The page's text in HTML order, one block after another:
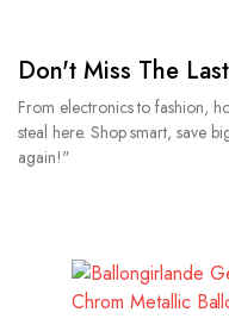
Don't Miss The
From electronics to fashion,
steal here. Shop smart, save
again!"